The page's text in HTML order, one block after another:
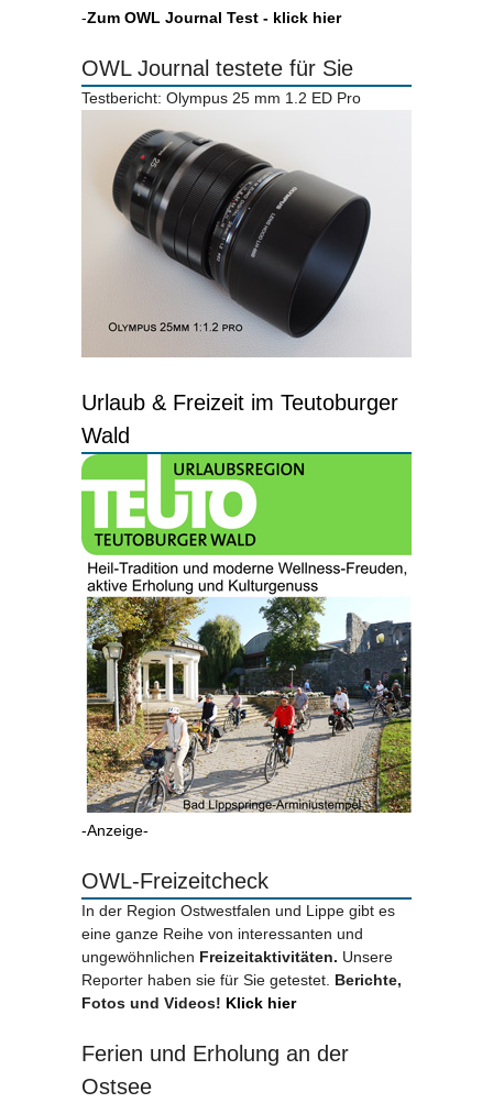
-Zum OWL Journal Test - klick hier
OWL Journal testete für Sie
Testbericht: Olympus 25 mm 1.2 ED Pro
Urlaub & Freizeit im Teutoburger
Wald
-Anzeige-
OWL-Freizeitcheck
In der Region Ostwestfalen und Lippe gibt es
eine ganze Reihe von interessanten und
ungewöhnlichen Freizeitaktivitäten. Unsere
Reporter haben sie für Sie getestet. Berichte,
Fotos und Videos! Klick hier
Ferien und Erholung an der
Ostsee